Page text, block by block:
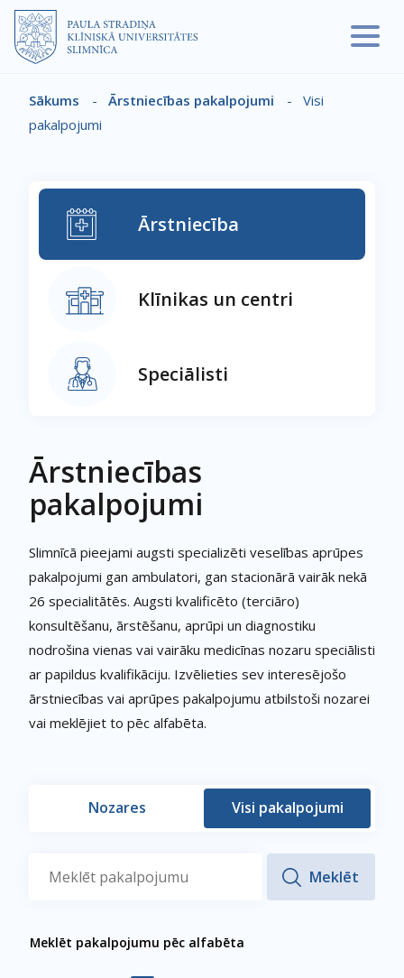
Pārlekt uz galveno saturu
Atpakaļceļš
Sākums - Ārstniecības pakalpojumi -
Visi
pakalpojumi
Ārstniecība
Klīnikas un centri
Speciālisti
Ārstniecības
pakalpojumi
Slimnīcā pieejami augsti specializēti veselības aprūpes
pakalpojumi gan ambulatori, gan stacionārā vairāk nekā
26 specialitātēs. Augsti kvalificēto (terciāro)
konsultēšanu, ārstēšanu, aprūpi un diagnostiku
nodrošina vienas vai vairāku medicīnas nozaru speciālisti
ar papildus kvalifikāciju. Izvēlieties sev interesējošo
ārstniecības vai aprūpes pakalpojumu atbilstoši nozarei
vai meklējiet to pēc alfabēta.
Nozares Visi pakalpojumi
Meklēt pakalpojumu pēc alfabēta